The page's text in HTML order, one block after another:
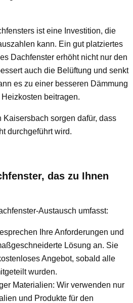
ist eine Investition, die
kann. Ein gut platziertes
Dachfenster erhöht nicht nur den
auch die Belüftung und senkt
es zu einer besseren Dämmung
beitragen.
Kaisersbach sorgen dafür, dass
durchgeführt wird.
das zu Ihnen
Austausch umfasst:
Ihre Anforderungen und
Lösung an. Sie
Angebot, sobald alle
wurden.
Materialien: Wir verwenden nur
und Produkte für den